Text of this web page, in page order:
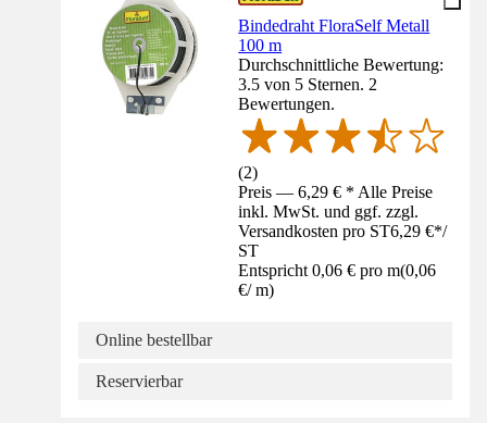
Bindedraht FloraSelf Metall
100 m
Durchschnittliche Bewertung:
3.5 von 5 Sternen. 2
Bewertungen.
(2)
Preis — 6,29 € * Alle Preise
inkl. MwSt. und ggf. zzgl.
Versandkosten pro ST6,29 €*/
ST
Entspricht 0,06 € pro m(0,06
€/ m)
Online bestellbar
Reservierbar